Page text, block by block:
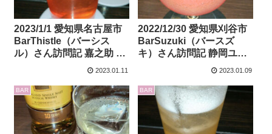
2023/1/1 愛知県名古屋市
BarThistle（バーシス
ル）さん訪問記 嘉之助 ル
ビンズベースさんPBのレ
2023.01.11
2022/12/30 愛知県刈谷市
BarSuzuki（バースズ
キ）さん訪問記 静岡ユナ
イテッドS イチローズモ
のレビューもしています
2023.01.09
BAR BAR